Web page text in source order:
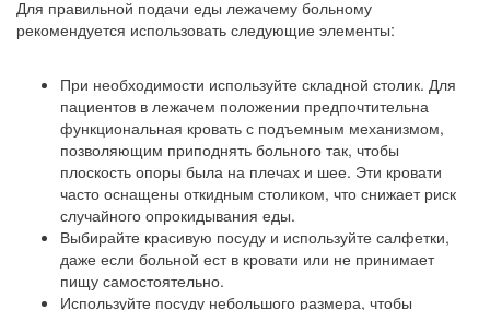
Для правильной подачи еды лежачему больному
рекомендуется использовать следующие элементы:
При необходимости используйте складной столик. Для
пациентов в лежачем положении предпочтительна
функциональная кровать с подъемным механизмом,
позволяющим приподнять больного так, чтобы
плоскость опоры была на плечах и шее. Эти кровати
часто оснащены откидным столиком, что снижает риск
случайного опрокидывания еды.
Выбирайте красивую посуду и используйте салфетки,
даже если больной ест в кровати или не принимает
пищу самостоятельно.
Используйте посуду небольшого размера, чтобы